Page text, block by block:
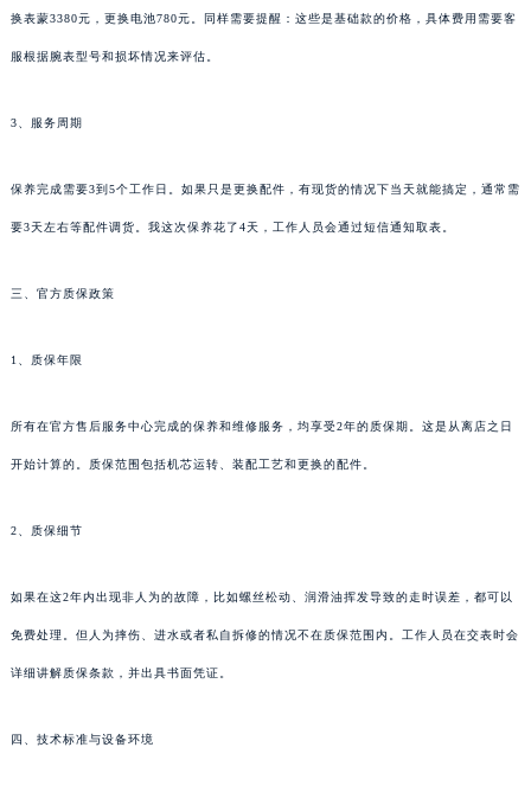
换表蒙3380元，更换电池780元。同样需要提醒：这些是基础款的价格，具体费用需要客
服根据腕表型号和损坏情况来评估。
3、服务周期
保养完成需要3到5个工作日。如果只是更换配件，有现货的情况下当天就能搞定，通常需
要3天左右等配件调货。我这次保养花了4天，工作人员会通过短信通知取表。
三、官方质保政策
1、质保年限
所有在官方售后服务中心完成的保养和维修服务，均享受2年的质保期。这是从离店之日
开始计算的。质保范围包括机芯运转、装配工艺和更换的配件。
2、质保细节
如果在这2年内出现非人为的故障，比如螺丝松动、润滑油挥发导致的走时误差，都可以
免费处理。但人为摔伤、进水或者私自拆修的情况不在质保范围内。工作人员在交表时会
详细讲解质保条款，并出具书面凭证。
四、技术标准与设备环境